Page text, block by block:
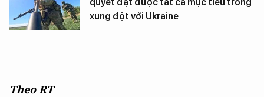
xung đột với Ukraine
Theo RT